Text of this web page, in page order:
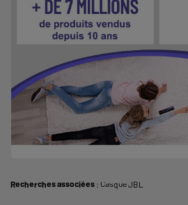
Recherches associées : Casque JBL